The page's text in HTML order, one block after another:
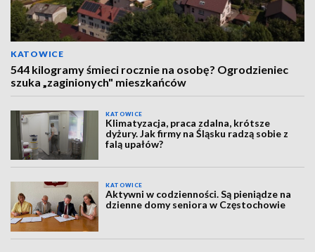
KATOWICE
544 kilogramy śmieci rocznie na osobę? Ogrodzieniec
szuka „zaginionych" mieszkańców
KATOWICE
Klimatyzacja, praca zdalna, krótsze
dyżury. Jak firmy na Śląsku radzą sobie z
falą upałów?
KATOWICE
Aktywni w codzienności. Są pieniądze na
dzienne domy seniora w Częstochowie